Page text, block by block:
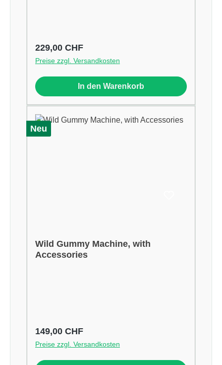
Regulärer Preis:
229,00 CHF
Preise zzgl. Versandkosten
In den Warenkorb
Neu
Wild Gummy Machine, with
Accessories
Regulärer Preis:
149,00 CHF
Preise zzgl. Versandkosten